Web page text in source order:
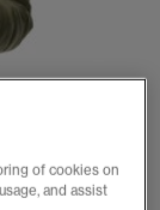
of cookies on
and assist